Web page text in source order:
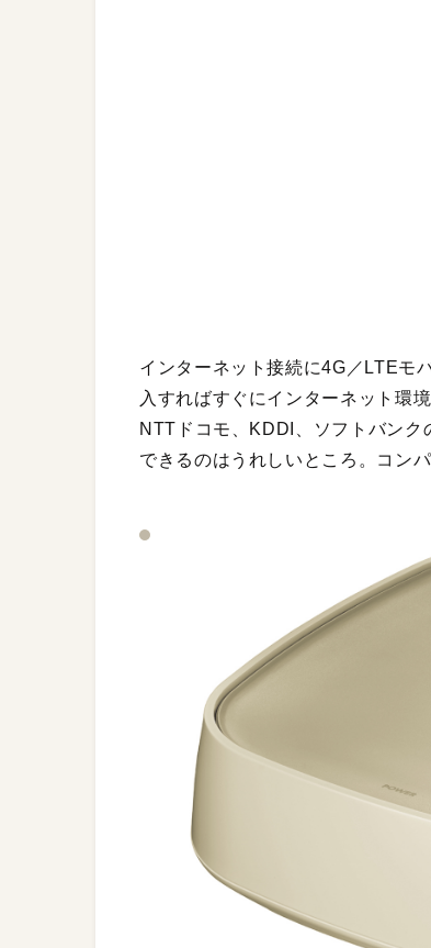
インターネット接続に4G／LTEモ
入すればすぐにインターネット環
NTTドコモ、KDDI、ソフトバンク
できるのはうれしいところ。コン